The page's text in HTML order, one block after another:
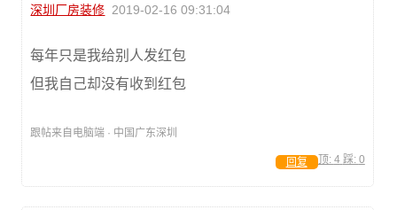
深圳厂房装修 2019-02-16 09:31:04
每年只是我给别人发红包
但我自己却没有收到红包
跟帖来自电脑端 · 中国广东深圳
顶: 4 踩: 0
回复